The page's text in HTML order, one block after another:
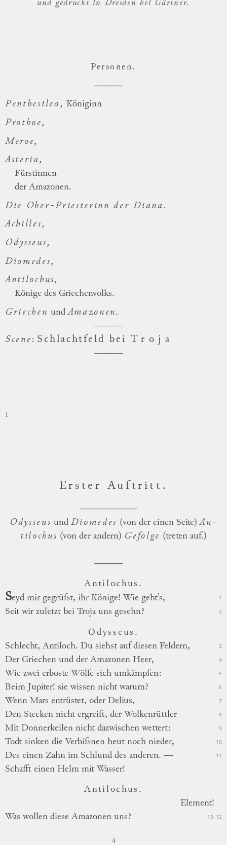
und gedruckt in Dresden bei Gärtner.
Personen.
Penthesilea, Königinn
Prothoe,
Meroe,
Asteria,
Fürstinnen
der Amazonen.
Die Ober-Priesterinn der Diana.
Achilles,
Odysseus,
Diomedes,
Antilochus,
Könige des Griechenvolks.
Griechen undAmazonen.
Scene : Schlachtfeld bei Troja
1
Erster Auftritt.
Odysseus undDiomedes (von der einen Seite)An-
tilochus (von der andern) Gefolge (treten auf.)
Antilochus.
Seyd mir gegrüſst, ihr Könige! Wie geht’s, 1
Seit wir zuletzt bei Troja uns gesehn? 2
Odysseus.
Schlecht, Antiloch. Du siehst auf diesen Feldern,
3
Der Griechen und der Amazonen Heer, 4
Wie zwei erboste Wölfe sich umkämpfen: 5
Beim Jupiter! sie wissen nicht warum? 6
Wenn Mars entrüstet, oder Delius, 7
Den Stecken nicht ergreift, der Wolkenrüttler 8
Mit Donnerkeilen nicht dazwischen wettert: 9
Todt sinken die Verbiſsnen heut noch nieder, 10
Des einen Zahn im Schlund des anderen. — 11
Schafft einen Helm mit Wasser!
Antilochus.
Element!
12
Was wollen diese Amazonen uns? 13
4